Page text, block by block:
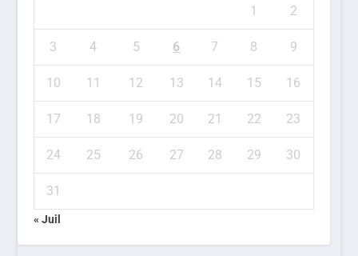
1 2
3 4 5 6 7 8 9
10 11 12 13 14 15 16
17 18 19 20 21 22 23
24 25 26 27 28 29 30
31
« Juil